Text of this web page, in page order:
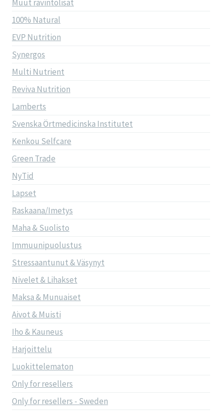
Muut ravintolisät
100% Natural
EVP Nutrition
Synergos
Multi Nutrient
Reviva Nutrition
Lamberts
Svenska Örtmedicinska Institutet
Kenkou Selfcare
Green Trade
NyTid
Lapset
Raskaana/Imetys
Maha & Suolisto
Immuunipuolustus
Stressaantunut & Väsynyt
Nivelet & Lihakset
Maksa & Munuaiset
Aivot & Muisti
Iho & Kauneus
Harjoittelu
Luokittelematon
Only for resellers
Only for resellers - Sweden